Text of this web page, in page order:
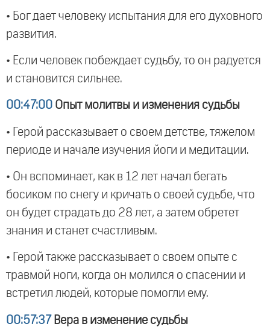
• Бог дает человеку испытания для его духовного
развития.
• Если человек побеждает судьбу, то он радуется
и становится сильнее.
00:47:00 Опыт молитвы и изменения судьбы
• Герой рассказывает о своем детстве, тяжелом
периоде и начале изучения йоги и медитации.
• Он вспоминает, как в 12 лет начал бегать
босиком по снегу и кричать о своей судьбе, что
он будет страдать до 28 лет, а затем обретет
знания и станет счастливым.
• Герой также рассказывает о своем опыте с
травмой ноги, когда он молился о спасении и
встретил людей, которые помогли ему.
00:57:37 Вера в изменение судьбы